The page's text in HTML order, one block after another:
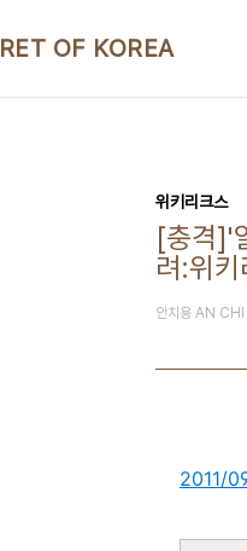
OF KOREA
위키리크스
[충격]'
려:위
안치용 AN
2011/